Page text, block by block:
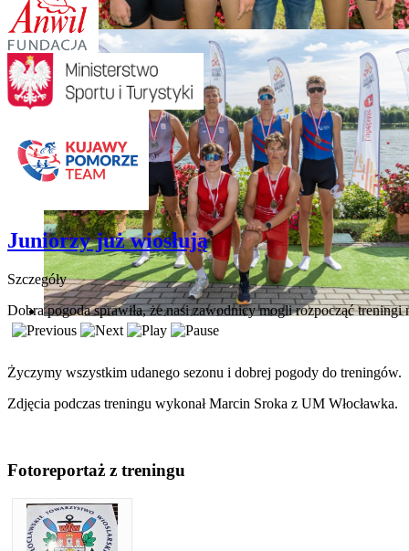
Juniorzy już wiosłują
Szczegóły
Dobra pogoda sprawiła, że nasi zawodnicy mogli rozpocząć
Życzymy wszystkim udanego sezonu i dobrej pogody do treningów.
Zdjęcia podczas treningu wykonał Marcin Sroka z UM Włocławka.
Fotoreportaż z treningu